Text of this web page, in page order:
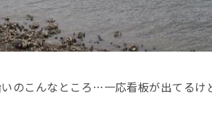
のこんなところ…一応看板が出てるけ